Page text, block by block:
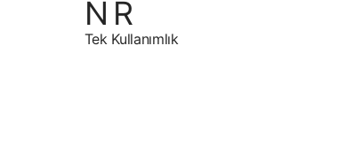
Tek Kullanımlık